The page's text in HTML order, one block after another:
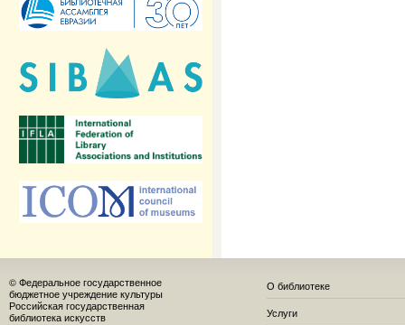
© Федеральное государственное
бюджетное учреждение культуры
Российская государственная
библиотека искусств
О библиотеке
Услуги